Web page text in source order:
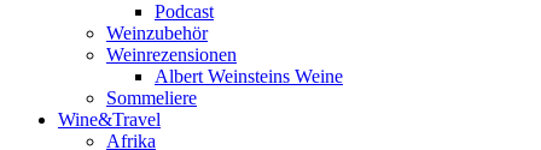
Podcast
Weinzubehör
Weinrezensionen
Albert Weinsteins Weine
Sommeliere
Wine&Travel
Afrika